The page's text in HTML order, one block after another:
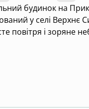
будинок на
у селі Верхнє
повітря і
з бажання
Назва має
символізує